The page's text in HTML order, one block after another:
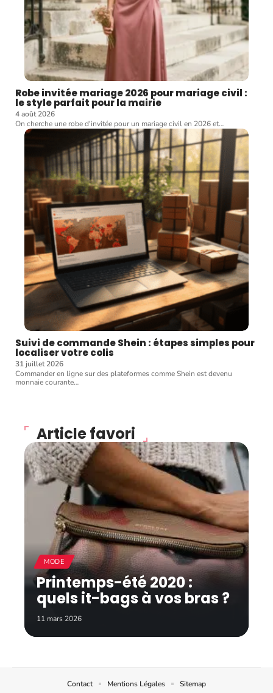
Robe invitée mariage 2026 pour mariage civil :
le style parfait pour la mairie
4 août 2026
On cherche une robe d'invitée pour un mariage civil en 2026 et…
Suivi de commande Shein : étapes simples pour
localiser votre colis
31 juillet 2026
Commander en ligne sur des plateformes comme Shein est devenu
monnaie courante…
Article favori
MODE
Printemps-été 2020 :
quels it-bags à vos bras ?
11 mars 2026
Contact Mentions Légales Sitemap